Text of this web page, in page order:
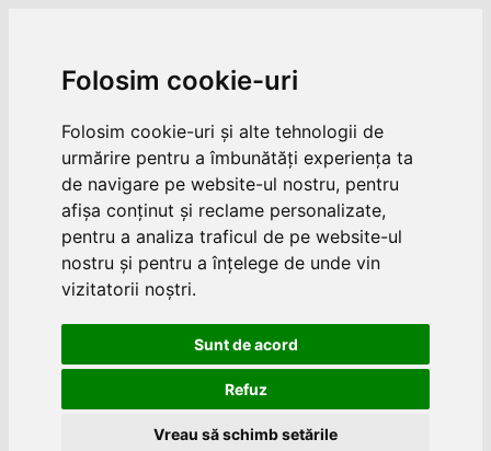
Folosim cookie-uri
Folosim cookie-uri și alte tehnologii de
urmărire pentru a îmbunătăți experiența ta
de navigare pe website-ul nostru, pentru
afișa conținut și reclame personalizate,
pentru a analiza traficul de pe website-ul
nostru și pentru a înțelege de unde vin
vizitatorii noștri.
Sunt de acord
Refuz
Vreau să schimb setările